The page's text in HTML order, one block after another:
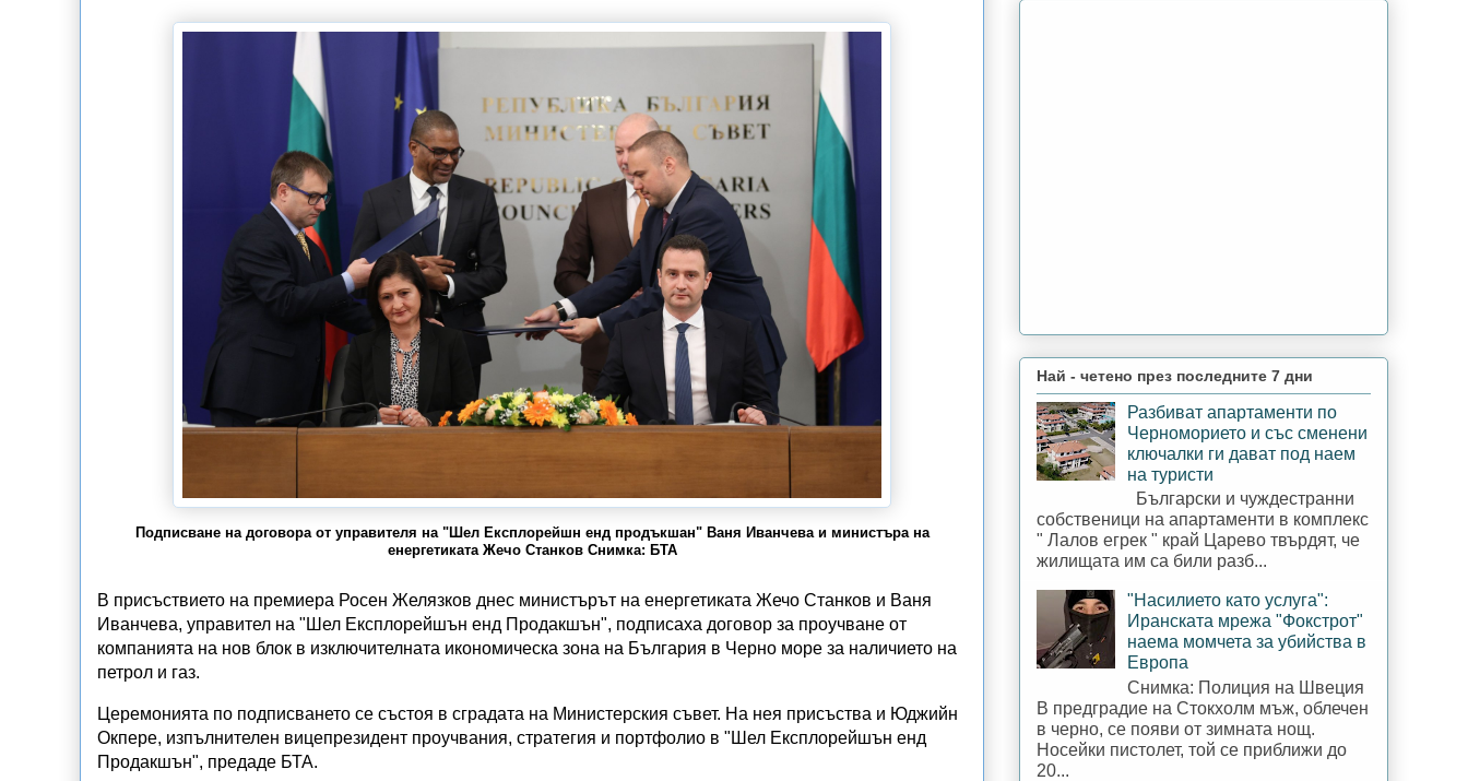
Подписване на договора от управителя на "Шел Експлорейшн енд продъкшан" Ваня Иванчева и министъра на
енергетиката Жечо Станков Снимка: БТА
В присъствието на премиера Росен Желязков днес министърът на енергетиката Жечо Станков и Ваня
Иванчева, управител на "Шел Експлорейшън енд Продакшън", подписаха договор за проучване от
компанията на нов блок в изключителната икономическа зона на България в Черно море за наличието на
петрол и газ.
Церемонията по подписването се състоя в сградата на Министерския съвет. На нея присъства и Юджийн
Окпере, изпълнителен вицепрезидент проучвания, стратегия и портфолио в "Шел Експлорейшън енд
Продакшън", предаде БТА.
Най - четено през последните 7 дни
Разбиват апартаменти по
Черноморието и със сменени
ключалки ги дават под наем
на туристи
Български и чуждестранни
собственици на апартаменти в комплекс
" Лалов егрек " край Царево твърдят, че
жилищата им са били разб...
"Насилието като услуга":
Иранската мрежа "Фокстрот"
наема момчета за убийства в
Европа
Снимка: Полиция на Швеция
В предградие на Стокхолм мъж, облечен
в черно, се появи от зимната нощ.
Носейки пистолет, той се приближи до
20...